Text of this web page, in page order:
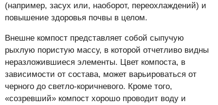
(например, засух или, наоборот, переохлаждений) и
повышение здоровья почвы в целом.
Внешне компост представляет собой сыпучую
рыхлую пористую массу, в которой отчетливо видны
неразложившиеся элементы. Цвет компоста, в
зависимости от состава, может варьироваться от
черного до светло-коричневого. Кроме того,
«созревший» компост хорошо проводит воду и